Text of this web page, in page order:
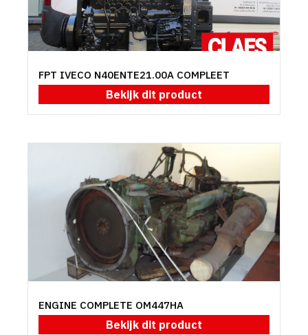
FPT IVECO N40ENTE21.00A COMPLEET
Bekijk dit product
ENGINE COMPLETE OM447HA
Bekijk dit product